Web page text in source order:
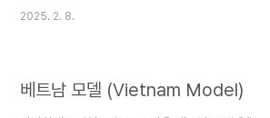
들이 아오자이를 입고 다양한 장소에서 촬영한 사
2025. 2. 8.
베트남 모델 (Vietnam Model)